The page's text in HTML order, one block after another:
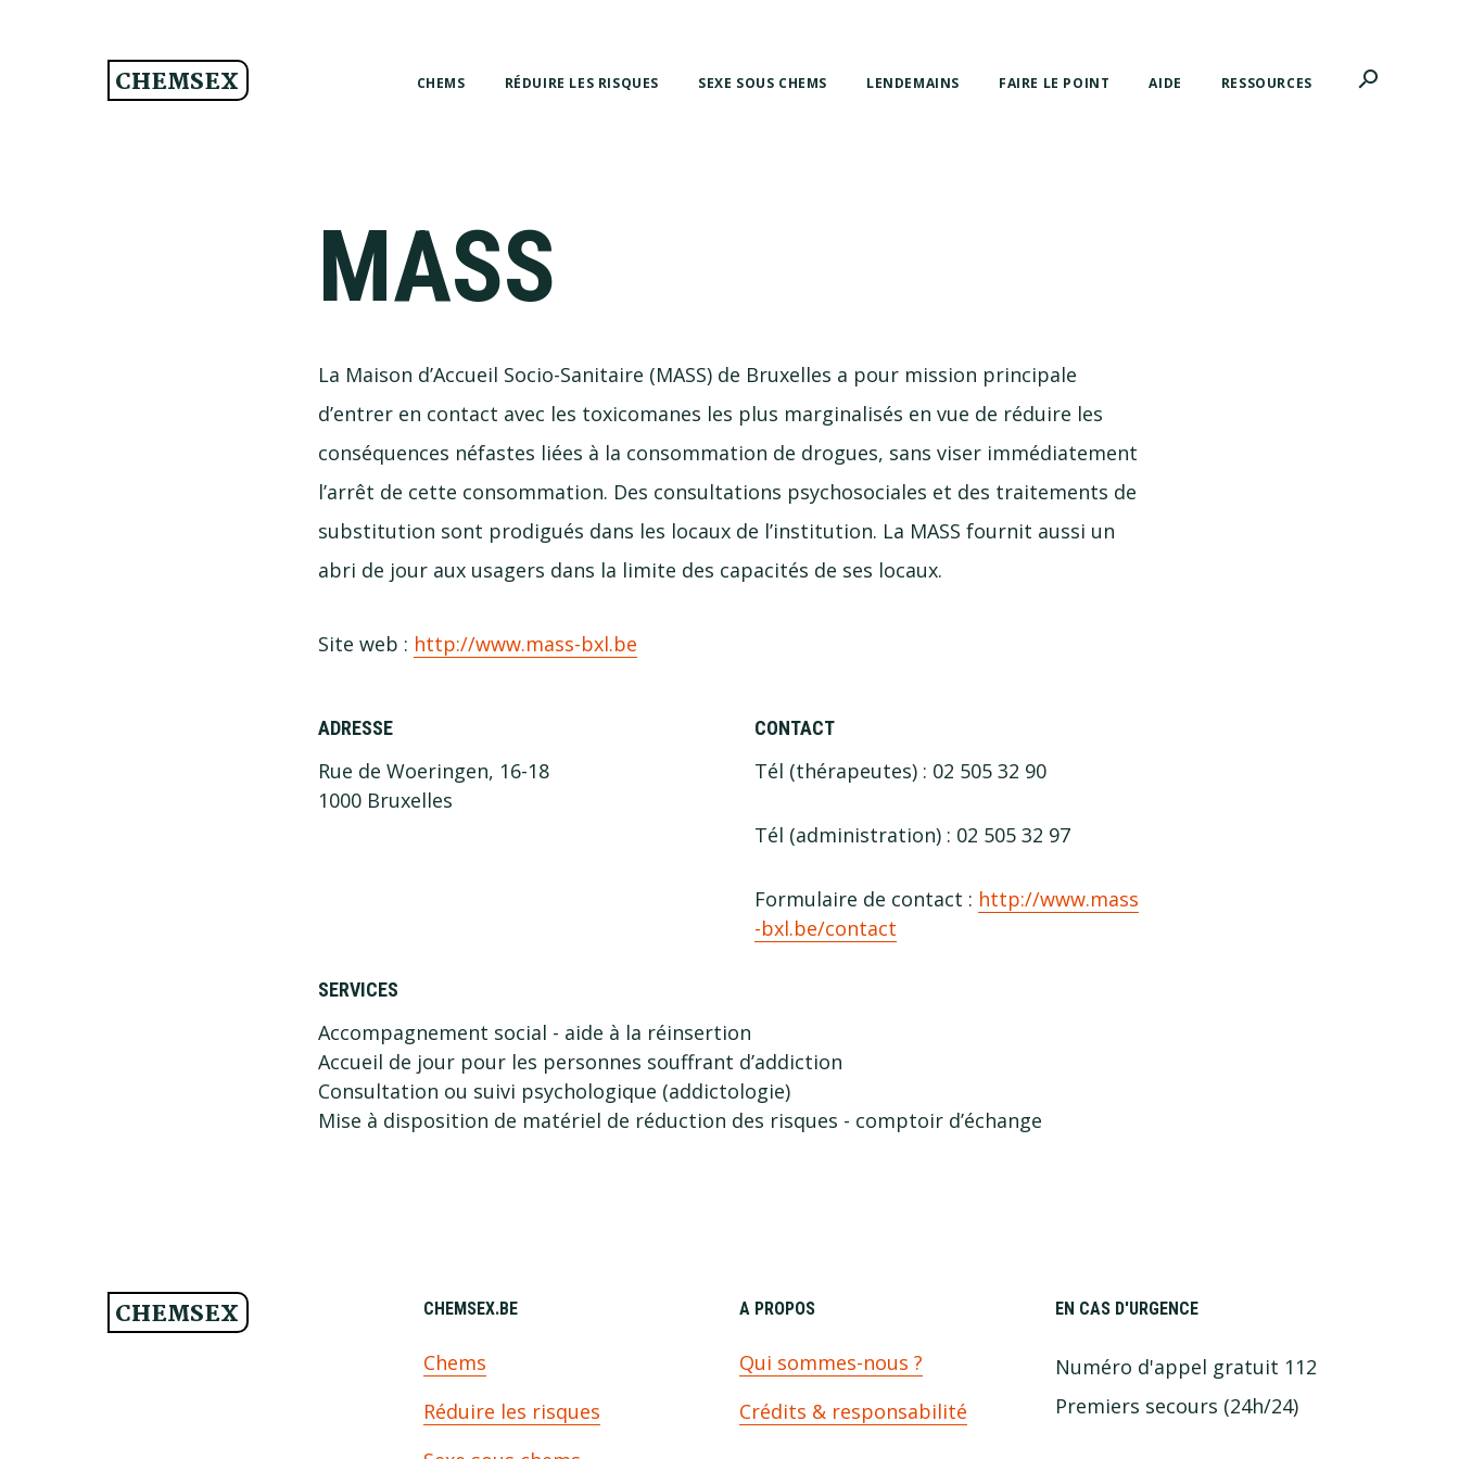
CHEMSEX CHEMS RÉDUIRE LES RISQUES SEXE SOUS CHEMS LENDEMAINS FAIRE LE POINT AIDE RESSOURCES search
MASS
La Maison d’Accueil Socio-Sanitaire (MASS) de Bruxelles a pour mission principale
d’entrer en contact avec les toxicomanes les plus marginalisés en vue de réduire les
conséquences néfastes liées à la consommation de drogues, sans viser immédiatement
l’arrêt de cette consommation. Des consultations psychosociales et des traitements de
substitution sont prodigués dans les locaux de l’institution. La MASS fournit aussi un
abri de jour aux usagers dans la limite des capacités de ses locaux.
Site web : http://www.mass-bxl.be
ADRESSE
Rue de Woeringen, 16-18
1000 Bruxelles
CONTACT
Tél (thérapeutes) : 02 505 32 90
Tél (administration) : 02 505 32 97
Formulaire de contact : http://​www​.mass​
-bxl​.be/​c​o​n​t​act
SERVICES
Accompagnement social - aide à la réinsertion
Accueil de jour pour les personnes souffrant d’addiction
Consultation ou suivi psychologique (addictologie)
Mise à disposition de matériel de réduction des risques - comptoir d’échange
FOOTERCHEMSEX CHEMSEX​.BE
Chems
Réduire les risques
A PROPOS
Qui sommes-nous ?
Crédits & responsabilité
EN CAS D'URGENCE
Numéro d'appel gratuit 112
Premiers secours (24h/24)